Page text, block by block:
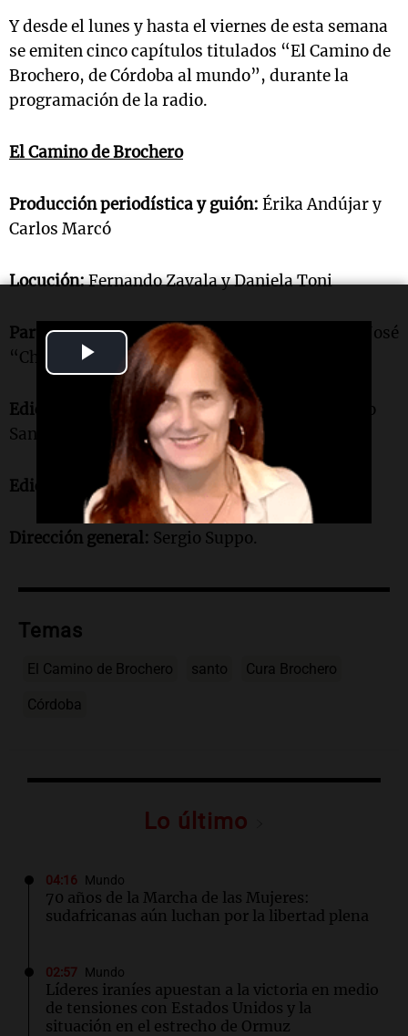
Play
Video
Y desde el lunes y hasta el viernes de esta semana
se emiten cinco capítulos titulados “El Camino de
Brochero, de Córdoba al mundo”, durante la
programación de la radio.
El Camino de Brochero
Producción periodística y guión: Érika Andújar y
Carlos Marcó
Locución:Fernando Zavala y Daniela Toni
Participaciones especiales:Fernando Genesir, José
“Chema” Forte y Alberto Roselli
Edición de sonido y producción artística:
Waldo
Sandoval
Edición de piezas para redes:Sabrina Gamarra
Dirección general: Sergio Suppo.
Temas
El Camino de Brochero santo Cura Brochero
Córdoba
Lo último
04:16 Mundo
70 años de la Marcha de las Mujeres:
sudafricanas aún luchan por la libertad plena
02:57 Mundo
Líderes iraníes apuestan a la victoria en medio
de tensiones con Estados Unidos y la
situación en el estrecho de Ormuz